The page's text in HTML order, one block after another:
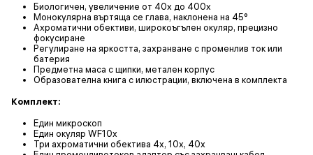
Биологичен, увеличение от 40x до 400x
Монокулярна въртяща се глава, наклонена на 45°
Ахроматични обективи, широкоъгълен окуляр, прецизно
фокусиране
Регулиране на яркостта, захранване с променлив ток или
батерия
Предметна маса с щипки, метален корпус
Образователна книга с илюстрации, включена в комплекта
Комплект:
Един микроскоп
Един окуляр WF10x
Три ахроматични обектива 4x, 10x, 40x